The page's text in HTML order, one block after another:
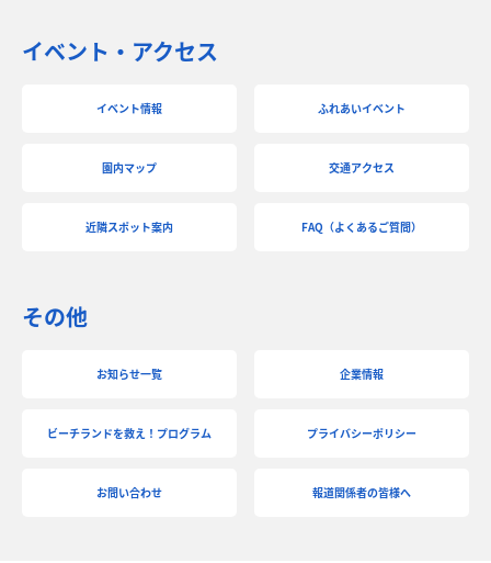
イベント・アクセス
イベント情報 ふれあいイベント
園内マップ 交通アクセス
近隣スポット案内 FAQ（よくあるご質問）
その他
お知らせ一覧 企業情報
ビーチランドを救え！プログラム プライバシーポリシー
お問い合わせ 報道関係者の皆様へ